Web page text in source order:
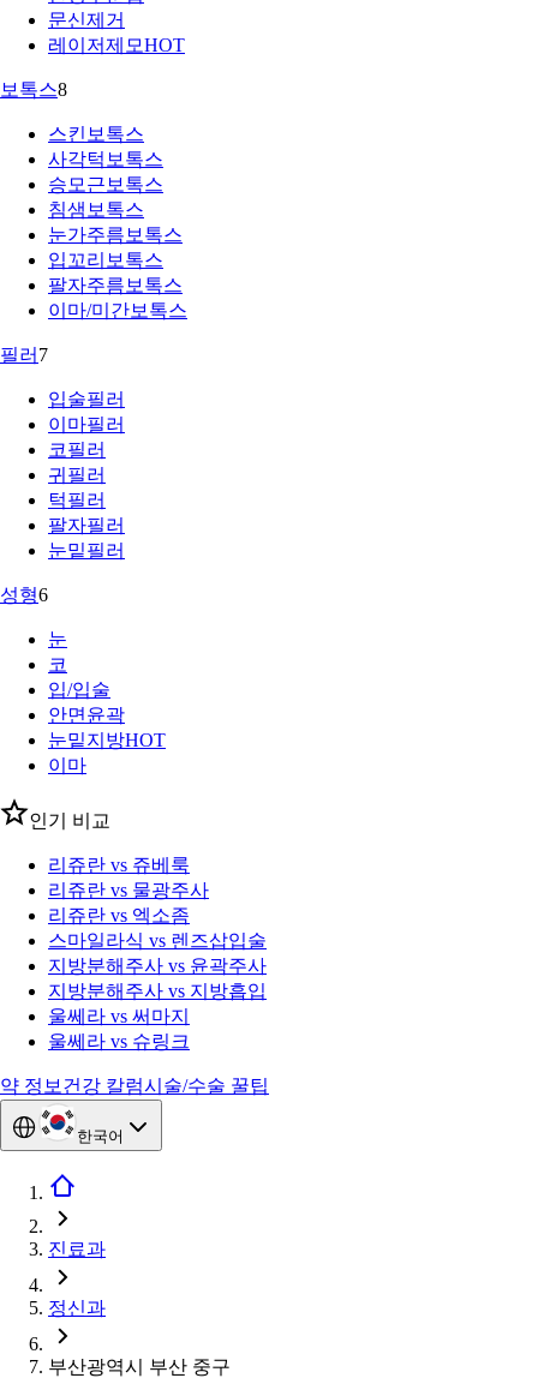
문신제거
레이저제모HOT
보톡스8
스킨보톡스
사각턱보톡스
승모근보톡스
침샘보톡스
눈가주름보톡스
입꼬리보톡스
팔자주름보톡스
이마/미간보톡스
필러 7
입술필러
이마필러
코필러
귀필러
턱필러
팔자필러
눈밑필러
성형6
눈
코
입/입술
안면윤곽
눈밑지방HOT
이마
인기 비교
리쥬란 vs 쥬베룩
리쥬란 vs 물광주사
리쥬란 vs 엑소좀
스마일라식 vs 렌즈삽입술
지방분해주사 vs 윤곽주사
지방분해주사 vs 지방흡입
울쎄라 vs 써마지
울쎄라 vs 슈링크
약 정보 건강 칼럼시술/수술 꿀팁
한국어
진료과
정신과
부산광역시 부산 중구